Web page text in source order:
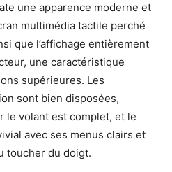
une apparence moderne et
multimédia tactile perché
que l’affichage entièrement
une caractéristique
supérieures. Les
sont bien disposées,
le volant est complet, et le
avec ses menus clairs et
toucher du doigt.